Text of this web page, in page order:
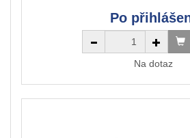
Po
Na dotaz